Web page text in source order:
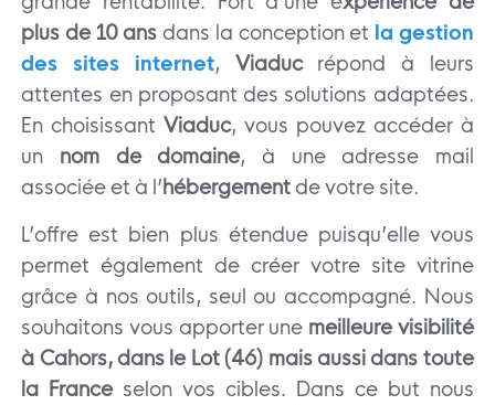
plus de 10 ans dans la conception et la gestion
des sites internet, Viaducrépond à leurs
attentes en proposant des solutions adaptées.
En choisissantViaduc, vous pouvez accéder à
un nom de domaine, à une adresse mail
associée et à l’hébergement de votre site.
L’offre est bien plus étendue puisqu’elle vous
permet également de créer votre site vitrine
grâce à nos outils, seul ou accompagné. Nous
souhaitons vous apporter une meilleure visibilité
à Cahors, dans le Lot (46) mais aussi dans toute
la Franceselon vos cibles. Dans ce but nous